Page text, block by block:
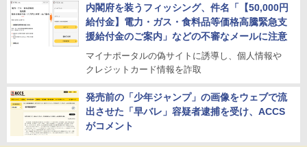
内閣府を装うフィッシング、件名「【50,000円
給付金】電力・ガス・食料品等価格高騰緊急支
援給付金のご案内」などの不審なメールに注意
マイナポータルの偽サイトに誘導し、個人情報や
クレジットカード情報を詐取
発売前の「少年ジャンプ」の画像をウェブで流
出させた「早バレ」容疑者逮捕を受け、ACCS
がコメント